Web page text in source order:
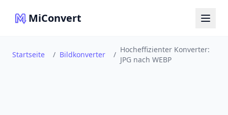
MiConvert
Startseite / Bildkonverter /
Hocheffizienter Konverter:
JPG nach WEBP